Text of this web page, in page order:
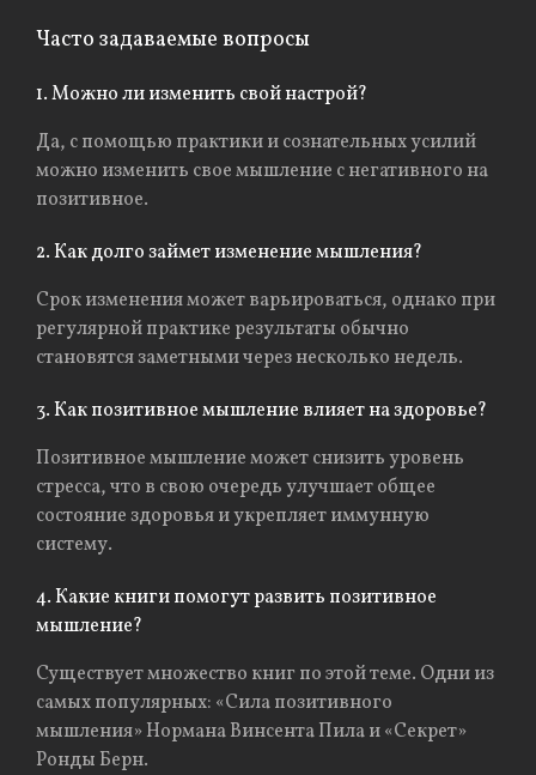
Часто задаваемые вопросы
1. Можно ли изменить свой настрой?
Да, с помощью практики и сознательных усилий
можно изменить свое мышление с негативного на
позитивное.
2. Как долго займет изменение мышления?
Срок изменения может варьироваться, однако при
регулярной практике результаты обычно
становятся заметными через несколько недель.
3. Как позитивное мышление влияет на здоровье?
Позитивное мышление может снизить уровень
стресса, что в свою очередь улучшает общее
состояние здоровья и укрепляет иммунную
систему.
4. Какие книги помогут развить позитивное
мышление?
Существует множество книг по этой теме. Одни из
самых популярных: «Сила позитивного
мышления» Нормана Винсента Пила и «Секрет»
Ронды Берн.